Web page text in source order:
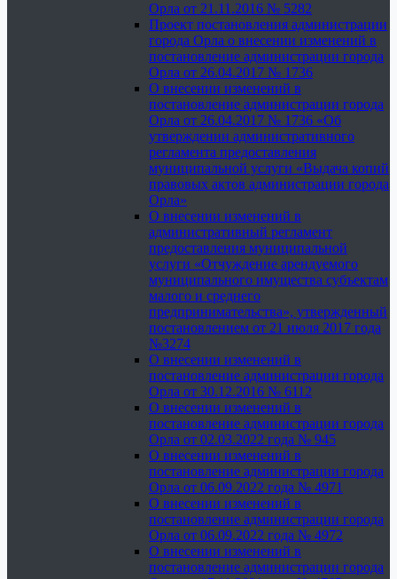
Орла от 21.11.2016 № 5282
Проект постановления администрации
города Орла о внесении изменений в
постановление администрации города
Орла от 26.04.2017 № 1736
О внесении изменений в
постановление администрации города
Орла от 26.04.2017 № 1736 «Об
утверждении административного
регламента предоставления
муниципальной услуги «Выдача копий
правовых актов администрации города
Орла»
О внесении изменений в
административный регламент
предоставления муниципальной
услуги «Отчуждение арендуемого
муниципального имущества субъектам
малого и среднего
предпринимательства», утвержденный
постановлением от 21 июля 2017 года
№3274
О внесении изменений в
постановление администрации города
Орла от 30.12.2016 № 6112
О внесении изменений в
постановление администрации города
Орла от 02.03.2022 года № 945
О внесении изменений в
постановление администрации города
Орла от 06.09.2022 года № 4971
О внесении изменений в
постановление администрации города
Орла от 06.09.2022 года № 4972
О внесении изменений в
постановление администрации города